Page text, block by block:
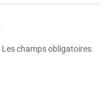
Les champs obligatoires